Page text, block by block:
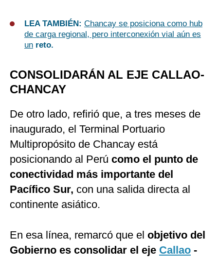
LEA TAMBIÉN: Chancay se posiciona como hub
de carga regional, pero interconexión vial aún es
un reto.
CONSOLIDARÁN AL EJE CALLAO-
CHANCAY
De otro lado, refirió que, a tres meses de
inaugurado, el Terminal Portuario
Multipropósito de Chancay está
posicionando al Perú como el punto de
conectividad más importante del
Pacífico Sur, con una salida directa al
continente asiático.
En esa línea, remarcó que el objetivo del
Gobierno es consolidar el eje Callao -